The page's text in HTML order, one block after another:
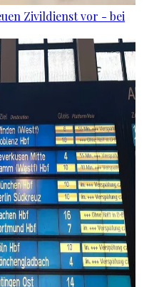
Zivildienst vor - bei